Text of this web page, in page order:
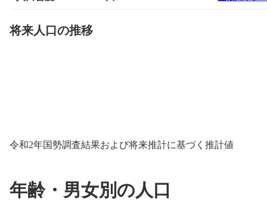
将来人口の推移
令和2年国勢調査結果および将来推計に基づく推計値
年齢・男女別の人口